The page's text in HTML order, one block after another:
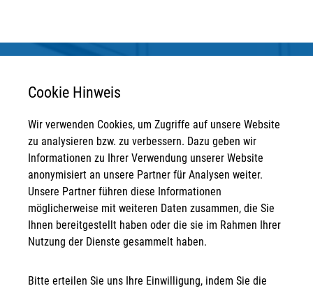
Anschrift
STRATEGPRO Real Estate Erfurt GmbH
Neuwerkstraße 45/46
99084 Erfurt
Kontakt
+49 361 30 258 - 130
Cookie Hinweis
Wir verwenden Cookies, um Zugriffe auf unsere Website
zu analysieren bzw. zu verbessern. Dazu geben wir
Informationen zu Ihrer Verwendung unserer Website
anonymisiert an unsere Partner für Analysen weiter.
Unsere Partner führen diese Informationen
möglicherweise mit weiteren Daten zusammen, die Sie
Ihnen bereitgestellt haben oder die sie im Rahmen Ihrer
Nutzung der Dienste gesammelt haben.
Bitte erteilen Sie uns Ihre Einwilligung, indem Sie die